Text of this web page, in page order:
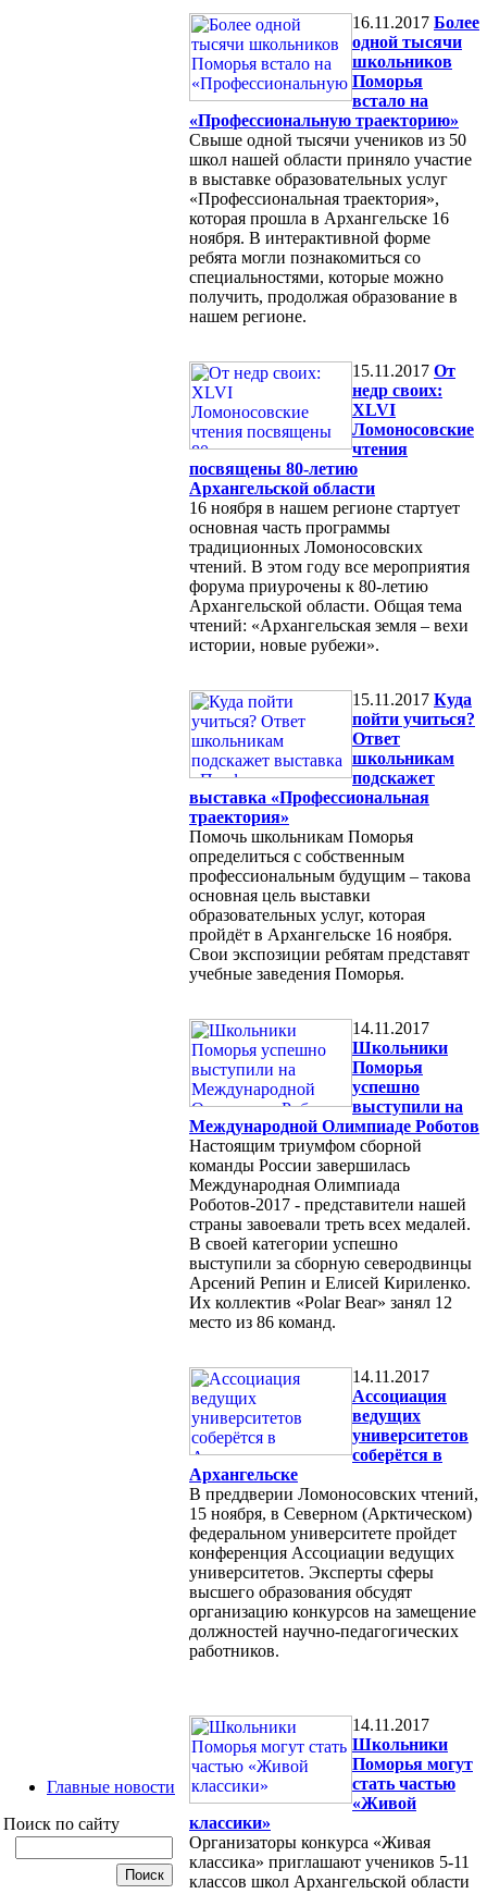
Главные новости
Поиск по сайту
16.11.2017 Более
одной тысячи
школьников
Поморья
встало на
«Профессиональную траекторию»
Свыше одной тысячи учеников из 50
школ нашей области приняло участие
в выставке образовательных услуг
«Профессиональная траектория»,
которая прошла в Архангельске 16
ноября. В интерактивной форме
ребята могли познакомиться со
специальностями, которые можно
получить, продолжая образование в
нашем регионе.
15.11.2017 От
недр своих:
XLVI
Ломоносовские
чтения
посвящены 80-летию
Архангельской области
16 ноября в нашем регионе стартует
основная часть программы
традиционных Ломоносовских
чтений. В этом году все мероприятия
форума приурочены к 80-летию
Архангельской области. Общая тема
чтений: «Архангельская земля – вехи
истории, новые рубежи».
15.11.2017 Куда
пойти учиться?
Ответ
школьникам
подскажет
выставка «Профессиональная
траектория»
Помочь школьникам Поморья
определиться с собственным
профессиональным будущим – такова
основная цель выставки
образовательных услуг, которая
пройдёт в Архангельске 16 ноября.
Свои экспозиции ребятам представят
учебные заведения Поморья.
14.11.2017
Школьники
Поморья
успешно
выступили на
Международной Олимпиаде Роботов
Настоящим триумфом сборной
команды России завершилась
Международная Олимпиада
Роботов-2017 - представители нашей
страны завоевали треть всех медалей.
В своей категории успешно
выступили за сборную северодвинцы
Арсений Репин и Елисей Кириленко.
Их коллектив «Polar Bear» занял 12
место из 86 команд.
14.11.2017
Ассоциация
ведущих
университетов
соберётся в
Архангельске
В преддверии Ломоносовских чтений,
15 ноября, в Северном (Арктическом)
федеральном университете пройдет
конференция Ассоциации ведущих
университетов. Эксперты сферы
высшего образования обсудят
организацию конкурсов на замещение
должностей научно-педагогических
работников.
14.11.2017
Школьники
Поморья могут
стать частью
«Живой
классики»
Организаторы конкурса «Живая
классика» приглашают учеников 5-11
классов школ Архангельской области